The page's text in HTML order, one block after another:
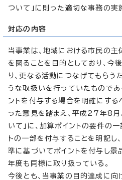
ついて」に則った適切な事務の実
対応の内容
当事業は、地域における市民の
を図ることを目的としており、今
り、更なる活動につなげてもらう
うな取扱いを行っていたものであ
ントを付与する場合を明確にす
った意見を踏まえ、平成27年8月
いて」に、加算ポイントの要件の
トの一部を付与することを明記
準に基づいてポイントを付与し景
年度も同様に取り扱っている。
今後とも、当事業の目的達成に向